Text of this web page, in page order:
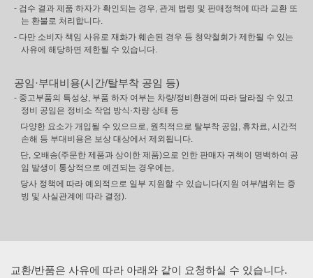
- 검수 결과 제품 하자가 확인되는 경우, 관계 법령 및 판매정책에 따라 교환 또
는 환불로 처리합니다.
- 다만 소비자 책임 사유로 재화가 훼손된 경우 등 청약철회가 제한될 수 있는
사유에 해당하면 제한될 수 있습니다.
공임·부대비용(시간/탈부착 공임 등)
- 중고부품의 특성상, 부품 하자 여부는 차량/정비환경에 따라 달라질 수 있고
정비 공임은 정비소 작업 방식·차량 상태 등
다양한 요소가 개입될 수 있으므로, 원칙적으로 탈부착 공임, 휴차료, 시간적
손해 등 부대비용은 보상 대상에서 제외됩니다.
단, 오배송(주문한 제품과 상이한 제품)으로 인한 판매자 귀책이 명백하여 공
임 발생이 통상적으로 예견되는 경우에는,
당사 정책에 따라 예외적으로 일부 지원할 수 있습니다(지원 여부/범위는 증
빙 및 사실관계에 따라 결정).
교환/반품은 사유에 따라 아래와 같이 요청하실 수 있습니다.